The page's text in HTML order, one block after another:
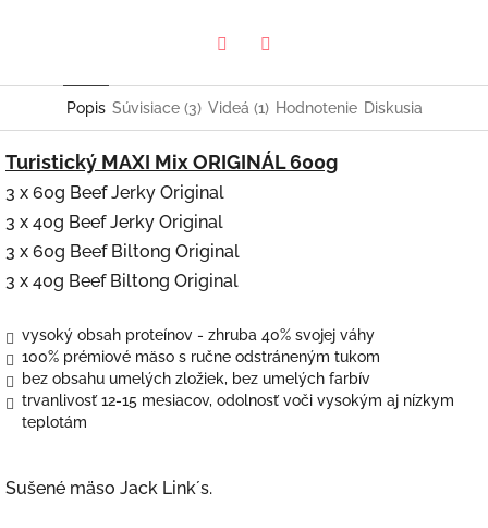
Popis Súvisiace (3) Videá (1) Hodnotenie Diskusia
Turistický MAXI Mix ORIGINÁL 600g
3 x 60g Beef Jerky Original
3 x 40g Beef Jerky Original
3 x 60g Beef Biltong Original
3 x 40g Beef Biltong Original
vysoký obsah proteínov - zhruba 40% svojej váhy
100% prémiové mäso s ručne odstráneným tukom
bez obsahu umelých zložiek, bez umelých farbív
trvanlivosť 12-15 mesiacov, odolnosť voči vysokým aj nízkym
teplotám
Sušené mäso Jack Link´s.